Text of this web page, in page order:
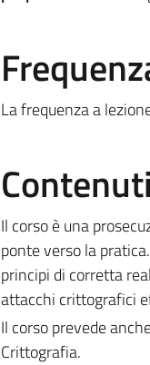
La frequenza a
Il corso è una
ponte verso la
principi di corretta
attacchi crittografici
Il corso prevede
Crittografia.